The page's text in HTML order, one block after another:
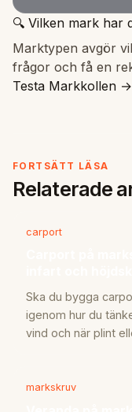
🔍 Vilken mark har
Marktypen avgör
frågor och få en
Testa Markkollen →
FORTSÄTT LÄSA
Relaterade
carport
Ska du bygga
igenom hur du
vind och när plint
markskruv